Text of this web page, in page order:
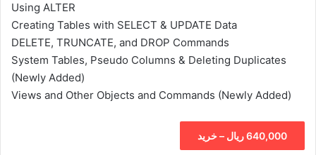
Using ALTER
Creating Tables with SELECT & UPDATE Data
DELETE, TRUNCATE, and DROP Commands
System Tables, Pseudo Columns & Deleting Duplicates
(Newly Added)
Views and Other Objects and Commands (Newly Added)
640,000 ریال – خرید